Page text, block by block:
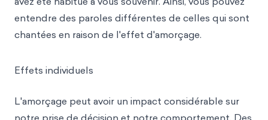
entendre des paroles différentes de celles qui sont
chantées en raison de l'effet d'amorçage.
Effets individuels
L'amorçage peut avoir un impact considérable sur